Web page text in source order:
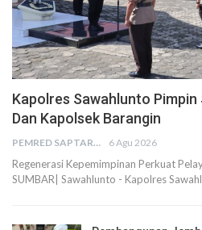
Kapolres Sawahlunto Pimpin
Dan Kapolsek Barangin
PEMRED SAPTARIUS 6 Agu 2026
Regenerasi Kepemimpinan Perkuat
SUMBAR| Sawahlunto - Kapolres